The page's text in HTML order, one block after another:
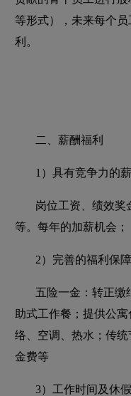
等形式），未来每个
利。
二、薪酬福利
1）具有竞争力的
岗位工资、绩效奖
等。每年的加薪机会；
2）完善的福利保
五险一金：转正缴
助式工作餐；提供公
络、空调、热水；传
金费等
3）工作时间及休